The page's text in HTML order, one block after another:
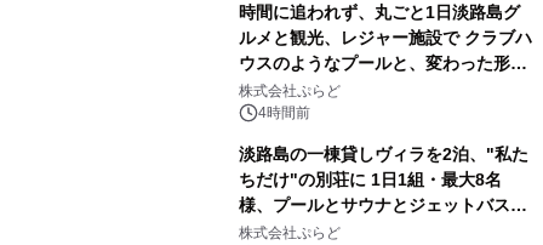
時間に追われず、丸ごと1日淡路島グ
ルメと観光、レジャー施設で クラブハ
ウスのようなプールと、変わった形の
サウナも 「THE BOXY AWAJI」のお
得な素泊まり連泊プランで
株式会社ぷらど
4時間前
淡路島の一棟貸しヴィラを2泊、"私た
ちだけ"の別荘に 1日1組・最大8名
様、プールとサウナとジェットバス付
きで Villa Mon Temps AWAJIの連泊
株式会社ぷらど